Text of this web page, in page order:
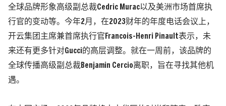
全球品牌形象高级副总裁Cedric Murac以及美洲市场首席执
行官的变动等。 今年2月，在2023财年的年度电话会议上，
开云集团主席兼首席执行官Francois-Henri Pinault表示，未
来还有更多针对Gucci的高层调整。就在一周前，该品牌的
全球传播高级副总裁 Benjamin Cercio离职，旨在寻找其他机
遇。